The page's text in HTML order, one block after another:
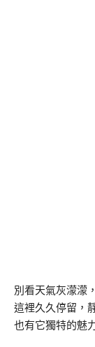
別看天氣灰濛濛
這裡久久停留，
也有它獨特的魅